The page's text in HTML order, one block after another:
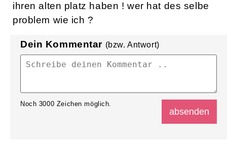
ihren alten platz haben ! wer hat des selbe
problem wie ich ?
Dein Kommentar (bzw. Antwort)
Noch 3000 Zeichen möglich.